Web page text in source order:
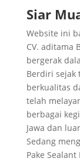
Siar
Website ini
CV. aditama
bergerak
Berdiri sejak
berkualitas
telah
berbagai
Jawa dan
Sedang
Pake